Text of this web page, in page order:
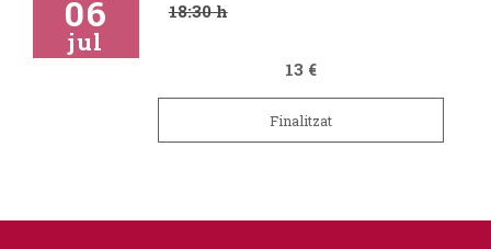
06
jul
18:30 h
13 €
Finalitzat